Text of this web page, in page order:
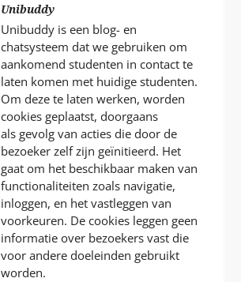
Unibuddy
Unibuddy is een blog- en
chatsysteem dat we gebruiken om
aankomend studenten in contact te
laten komen met huidige studenten.
Om deze te laten werken, worden
cookies geplaatst, doorgaans
als gevolg van acties die door de
bezoeker zelf zijn geïnitieerd. Het
gaat om het beschikbaar maken van
functionaliteiten zoals navigatie,
inloggen, en het vastleggen van
voorkeuren. De cookies leggen geen
informatie over bezoekers vast die
voor andere doeleinden gebruikt
worden.